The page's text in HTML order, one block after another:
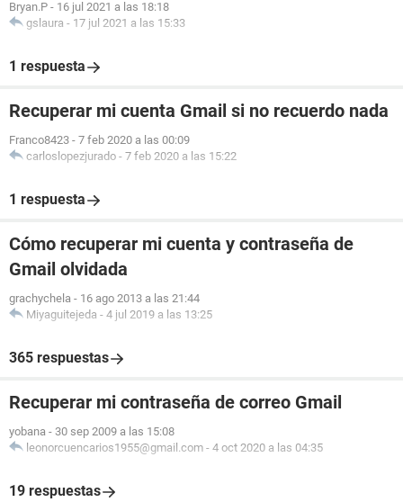
Bryan.P - 16 jul 2021 a las 18:18
gslaura - 17 jul 2021 a las 15:33
1 respuesta
Recuperar mi cuenta Gmail si no recuerdo nada
Franco8423 - 7 feb 2020 a las 00:09
carloslopezjurado - 7 feb 2020 a las 15:22
1 respuesta
Cómo recuperar mi cuenta y contraseña de
Gmail olvidada
grachychela - 16 ago 2013 a las 21:44
Miyaguitejeda - 4 jul 2019 a las 13:25
365 respuestas
Recuperar mi contraseña de correo Gmail
yobana - 30 sep 2009 a las 15:08
leonorcuencarios1955@gmail.com - 4 oct 2020 a las 04:35
19 respuestas